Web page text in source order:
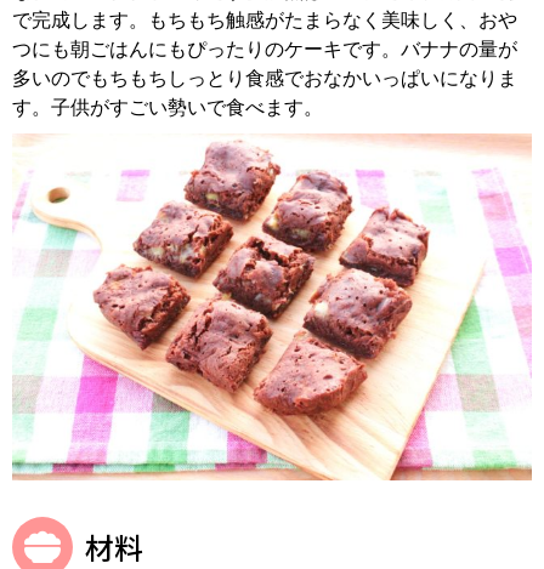
で完成します。もちもち触感がたまらなく美味しく、おや
つにも朝ごはんにもぴったりのケーキです。バナナの量が
多いのでもちもちしっとり食感でおなかいっぱいになりま
す。子供がすごい勢いで食べます。
材料